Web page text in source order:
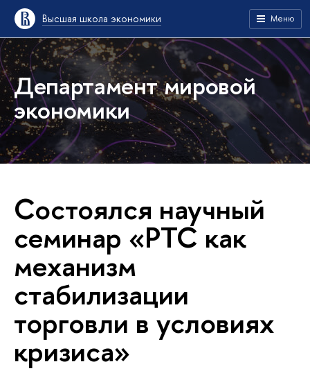
Высшая школа экономики Меню
Департамент мировой
экономики
Состоялся научный
семинар «РТС как
механизм
стабилизации
торговли в условиях
кризиса»